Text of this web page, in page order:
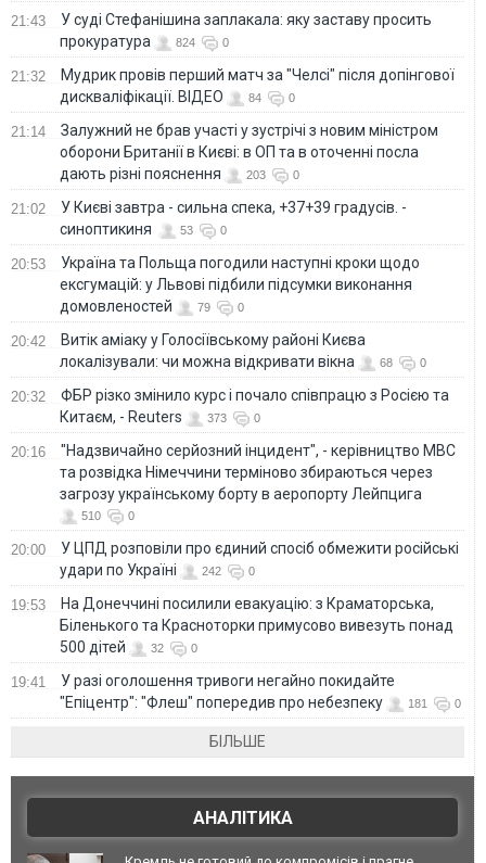
21:43
У суді Стефанішина заплакала: яку заставу просить
прокуратура
824 0
21:32
Мудрик провів перший матч за "Челсі" після допінгової
дискваліфікації. ВІДЕО
84 0
21:14
Залужний не брав участі у зустрічі з новим міністром
оборони Британії в Києві: в ОП та в оточенні посла
дають різні пояснення
203 0
21:02
У Києві завтра - сильна спека, +37+39 градусів. -
синоптикиня
53 0
20:53
Україна та Польща погодили наступні кроки щодо
ексгумацій: у Львові підбили підсумки виконання
домовленостей
79 0
20:42
Витік аміаку у Голосіївському районі Києва
локалізували: чи можна відкривати вікна
68 0
20:32
ФБР різко змінило курс і почало співпрацю з Росією та
Китаєм, - Reuters
373 0
20:16
"Надзвичайно серйозний інцидент", - керівництво МВС
та розвідка Німеччини терміново збираються через
загрозу українському борту в аеропорту Лейпцига
510 0
20:00
У ЦПД розповіли про єдиний спосіб обмежити російські
удари по Україні
242 0
19:53
На Донеччині посилили евакуацію: з Краматорська,
Біленького та Красноторки примусово вивезуть понад
500 дітей
32 0
19:41
У разі оголошення тривоги негайно покидайте
"Епіцентр": "Флеш" попередив про небезпеку
181 0
БІЛЬШЕ
АНАЛІТИКА